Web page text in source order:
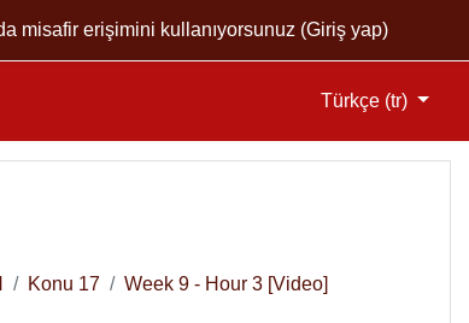
misafir erişimini kullanıyorsunuz (Giriş yap)
Türkçe ‎(tr)‎
Konu 17 Week 9 - Hour 3 [Video]